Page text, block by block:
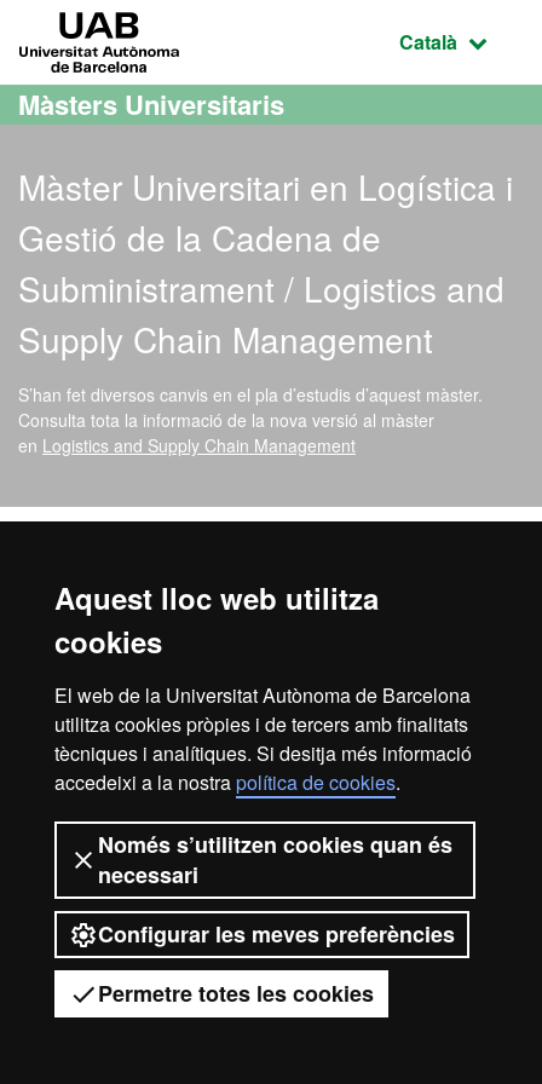
Aquest lloc web utilitza
cookies
El web de la Universitat Autònoma de Barcelona
utilitza cookies pròpies i de tercers amb finalitats
tècniques i analítiques. Si desitja més informació
accedeixi a la nostrapolítica de cookies.
Només s’utilitzen cookies quan és
necessari
Configurar les meves preferències
Permetre totes les cookies
Ves al contingut principal
Ves a la navegació de la pàgina
Idioma
Català
Màsters Universitaris
Màster Universitari en Logística i
Gestió de la Cadena de
Subministrament / Logistics and
Supply Chain Management
S’han fet diversos canvis en el pla d’estudis d’aquest màster.
Consulta tota la informació de la nova versió al màster
en Logistics and Supply Chain Management
Tens dubtes?
Avís legal
2026 Universitat Autònoma de
Barcelona